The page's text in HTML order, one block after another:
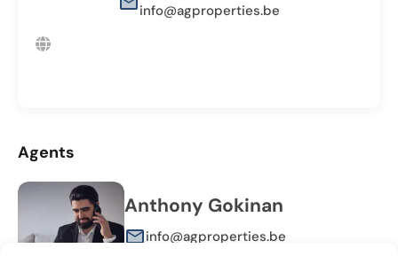
info@agproperties.be
Agents
Anthony Gokinan
info@agproperties.be